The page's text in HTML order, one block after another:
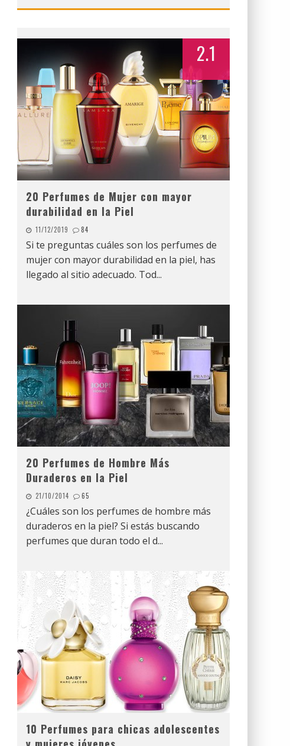
2.1
20 Perfumes de Mujer con mayor
durabilidad en la Piel
11/12/2019 84
Si te preguntas cuáles son los perfumes de
mujer con mayor durabilidad en la piel, has
llegado al sitio adecuado. Tod...
20 Perfumes de Hombre Más
Duraderos en la Piel
21/10/2014 65
¿Cuáles son los perfumes de hombre más
duraderos en la piel? Si estás buscando
perfumes que duran todo el d...
10 Perfumes para chicas adolescentes